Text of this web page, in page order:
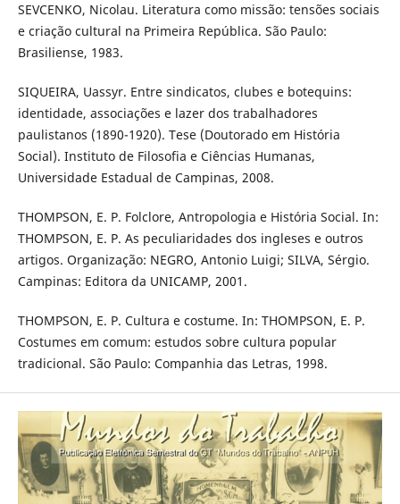
SEVCENKO, Nicolau. Literatura como missão: tensões sociais
e criação cultural na Primeira República. São Paulo:
Brasiliense, 1983.
SIQUEIRA, Uassyr. Entre sindicatos, clubes e botequins:
identidade, associações e lazer dos trabalhadores
paulistanos (1890-1920). Tese (Doutorado em História
Social). Instituto de Filosofia e Ciências Humanas,
Universidade Estadual de Campinas, 2008.
THOMPSON, E. P. Folclore, Antropologia e História Social. In:
THOMPSON, E. P. As peculiaridades dos ingleses e outros
artigos. Organização: NEGRO, Antonio Luigi; SILVA, Sérgio.
Campinas: Editora da UNICAMP, 2001.
THOMPSON, E. P. Cultura e costume. In: THOMPSON, E. P.
Costumes em comum: estudos sobre cultura popular
tradicional. São Paulo: Companhia das Letras, 1998.